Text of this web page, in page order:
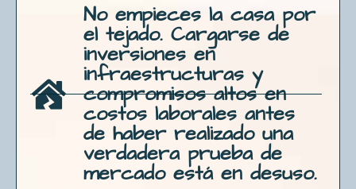
No empieces la casa por
el tejado. Cargarse de
inversiones en
infraestructuras y
compromisos altos en
costos laborales antes
de haber realizado una
verdadera prueba de
mercado está en desuso.